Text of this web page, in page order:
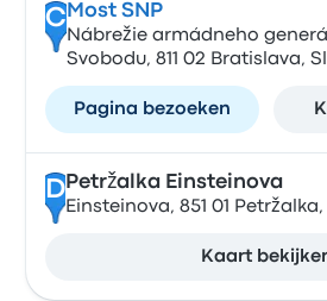
CMost SNP
Nábrežie armádneho
Svobodu, 811 02 Bratislava,
Pagina bezoeken
DPetržalka Einsteinova
Einsteinova, 851 01
Kaart